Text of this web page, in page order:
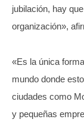
jubilación, hay
organización»,
«Es la única
mundo donde
ciudades como
y pequeñas